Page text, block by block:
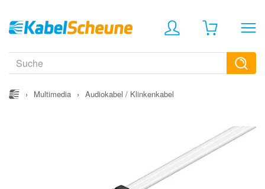
› Multimedia › Audiokabel / Klinkenkabel